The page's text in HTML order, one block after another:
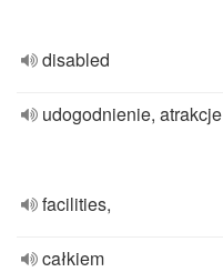
disabled
udogodnienie, atrakcje
facilities,
całkiem